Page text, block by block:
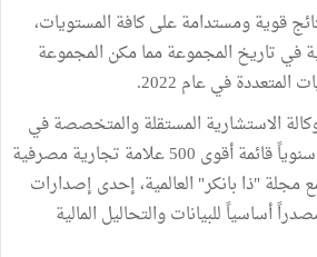
بتحقيق نتائج قوية ومستدامة على كافة المستويات،
في تاريخ المجموعة مما مكن المجموعة
في عام 2022.
الاستشارية المستقلة والمتخصصة في
تقييم العلامات التجارية، سنوياً قائمة أقوى 500 علامة تجارية مصرفية
مجلة "ذا بانكر" العالمية، إحدى إصدارات
أساسياً للبيانات والتحاليل المالية